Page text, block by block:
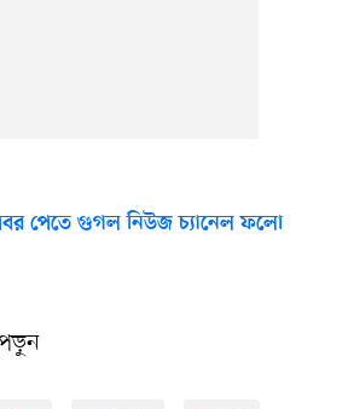
পেতে গুগল নিউজ চ্যানেল ফলো